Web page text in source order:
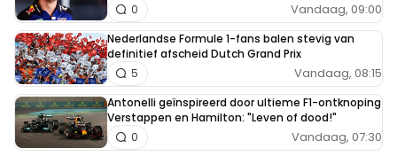
Vandaag, 09:00
0
Nederlandse Formule 1-fans balen stevig van
definitief afscheid Dutch Grand Prix
Vandaag, 08:15
5
Antonelli geïnspireerd door ultieme F1-ontknoping
Verstappen en Hamilton: "Leven of dood!"
Vandaag, 07:30
0